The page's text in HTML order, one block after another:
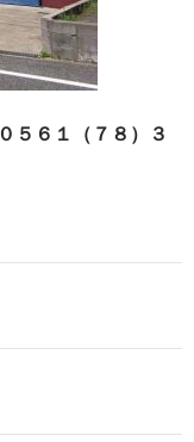
５６１（７８）３